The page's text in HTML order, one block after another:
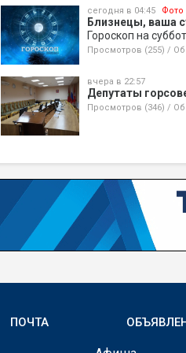
сегодня в 04:45 Фото
Близнецы, ваша
Гороскоп на
Просмотров (255) /
вчера в 22:57
Депутаты
Просмотров (346) /
ПОЧТА